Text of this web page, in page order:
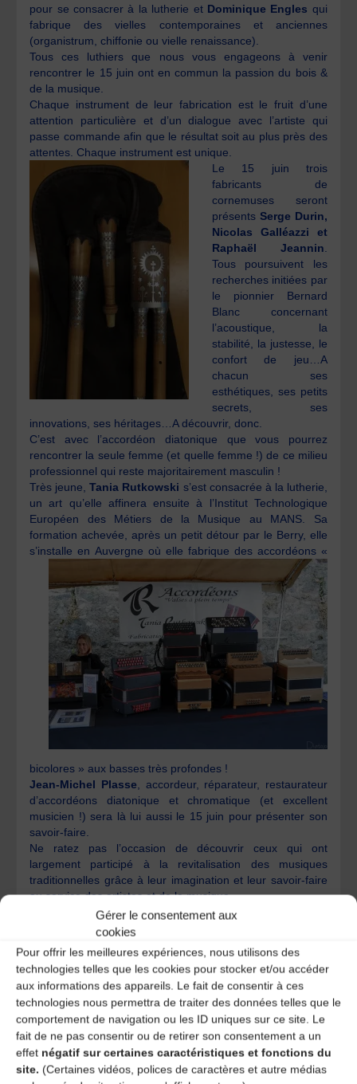
Gérer le consentement aux
cookies
Pour offrir les meilleures expériences, nous utilisons des
technologies telles que les cookies pour stocker et/ou accéder
aux informations des appareils. Le fait de consentir à ces
technologies nous permettra de traiter des données telles que le
comportement de navigation ou les ID uniques sur ce site. Le
fait de ne pas consentir ou de retirer son consentement a un
effet négatif sur certaines caractéristiques et fonctions du
site. (Certaines vidéos, polices de caractères et autre médias
pour se consacrer à la lutherie et Dominique Engles qui
fabrique des vielles contemporaines et anciennes
(organistrum, chiffonie ou vielle renaissance).
Tous ces luthiers que nous vous engageons à venir
rencontrer le 15 juin ont en commun la passion du bois &
de la musique.
Chaque instrument de leur fabrication est le fruit d’une
attention particulière et d’un dialogue avec l’artiste qui
passe commande afin que le résultat soit au plus près des
attentes. Chaque instrument est unique.
Le 15 juin trois
fabricants de
cornemuses seront
présents Serge Durin,
Nicolas Galléazzi et
Raphaël Jeannin
Tous poursuivent les
recherches initiées par
le pionnier Bernard
Blanc concernant
l’acoustique, la
stabilité, la justesse, le
confort de jeu…A
chacun ses
esthétiques, ses petits
secrets, ses
innovations, ses héritages…A découvrir, donc.
C’est avec l’accordéon diatonique que vous pourrez
rencontrer la seule femme (et quelle femme !) de ce milieu
professionnel qui reste majoritairement masculin !
Très jeune,Tania Rutkowski s’est consacrée à la lutherie,
un art qu’elle affinera ensuite à l’Institut Technologique
Européen des Métiers de la Musique au MANS. Sa
formation achevée, après un petit détour par le Berry, elle
s’installe enAuvergne où elle fabrique des accordéons «
bicolores » aux basses très profondes !
Jean-Michel Plasse, accordeur, réparateur, restaurateur
d’accordéons diatonique et chromatique (et excellent
musicien !) sera là lui aussi le 15 juin pour présenter son
savoir-faire.
Ne ratez pas l’occasion de découvrir ceux qui ont
largement participé à la revitalisation des musiques
traditionnelles grâce à leur imagination et leur savoir-faire
au service des artistes et de la musique.
En avant la musique !
46e Fête des Chavans
One comment